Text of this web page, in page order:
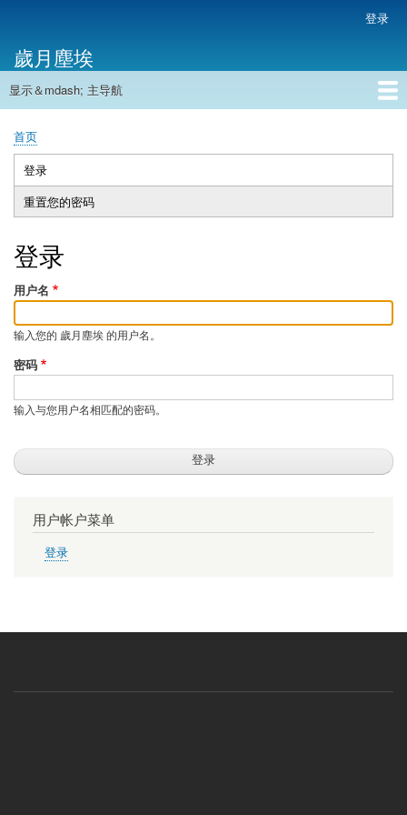
主
内
帐
户
菜
单
登录
歲月塵埃
主
航
显示＆mdash; 主导航
首页
面
包
屑
首页
主
标
登录
动
标
重置您的密码
登录
用户名
输入您的 歲月塵埃 的用户名。
密码
输入与您用户名相匹配的密码。
用户帐户菜单
登录